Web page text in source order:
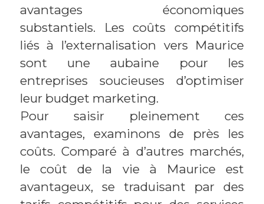
avantages économiques
substantiels. Les coûts compétitifs
liés à l’externalisation vers Maurice
sont une aubaine pour les
entreprises soucieuses d’optimiser
leur budget marketing.
Pour saisir pleinement ces
avantages, examinons de près les
coûts. Comparé à d’autres marchés,
le coût de la vie à Maurice est
avantageux, se traduisant par des